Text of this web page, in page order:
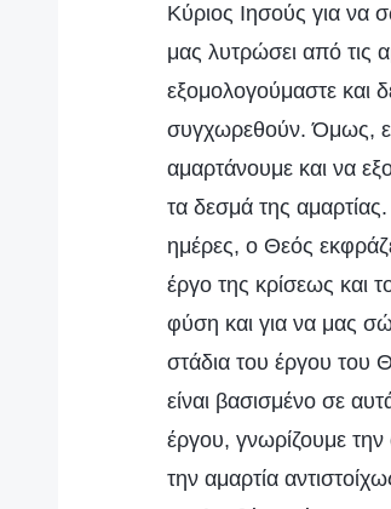
Κύριος Ιησούς για να
μας λυτρώσει από τις
εξομολογούμαστε και
συγχωρεθούν. Όμως,
αμαρτάνουμε και να
τα δεσμά της
ημέρες, ο Θεός
έργο της κρίσεως και
φύση και για να μας
στάδια του έργου του
είναι βασισμένο σε
έργου, γνωρίζουμε
την αμαρτία